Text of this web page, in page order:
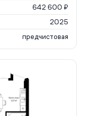
642 600 ₽
2025
предчистовая